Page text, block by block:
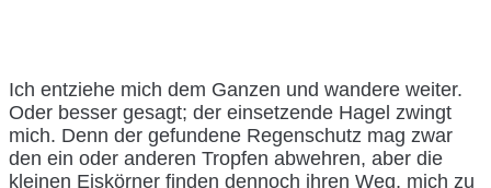
Ich entziehe mich dem Ganzen und wandere weiter.
Oder besser gesagt; der einsetzende Hagel zwingt
mich. Denn der gefundene Regenschutz mag zwar
den ein oder anderen Tropfen abwehren, aber die
kleinen Eiskörner finden dennoch ihren Weg, mich zu